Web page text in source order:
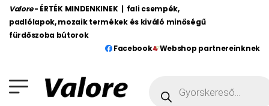
Valore - ÉRTÉK MINDENKINEK | fali csempék,
padlólapok, mozaik termékek és kiváló minőségű
fürdőszoba bútorok
Facebook
Webshop partnereinknek